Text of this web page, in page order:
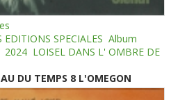
EDITIONS SPECIALES Album
2024 LOISEL DANS L' OMBRE DE
DU TEMPS 8 L'OMEGON